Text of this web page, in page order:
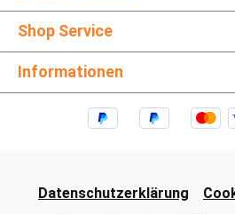
Shop Service
Informationen
Datenschutzerklärung